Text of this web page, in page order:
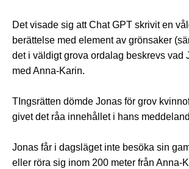
Det visade sig att Chat GPT skrivit en
berättelse med element av grönsaker
det i väldigt grova ordalag beskrevs vad
med Anna-Karin.
TIngsrätten dömde Jonas för grov
givet det råa innehållet i hans
Jonas får i dagsläget inte besöka sin
eller röra sig inom 200 meter från Anna-